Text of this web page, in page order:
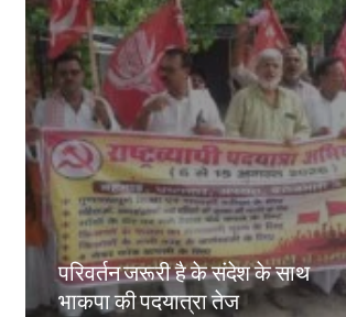
परिवर्तन जरूरी है के संदेश के साथ
भाकपा की पदयात्रा तेज